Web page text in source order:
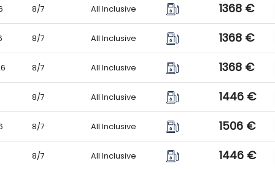
Family, tutte dotate di balcone o terrazza, servizi privati con vasca o
Tv, minifrigo e cassetta di sicurezza (a pagamento).
dispongono di una camera da letto con letto matrimoniale e
serali in compagnia dell’Equipe Veraclub e in collaborazione con
internazionale.
calcetto, tennis, palestra e fitness, biliardo, ping pong e bocce.
8/7 All Inclusive 1368 €
8/7 All Inclusive 1368 €
8/7 All Inclusive 1368 €
8/7 All Inclusive 1446 €
8/7 All Inclusive 1506 €
8/7 All Inclusive 1446 €